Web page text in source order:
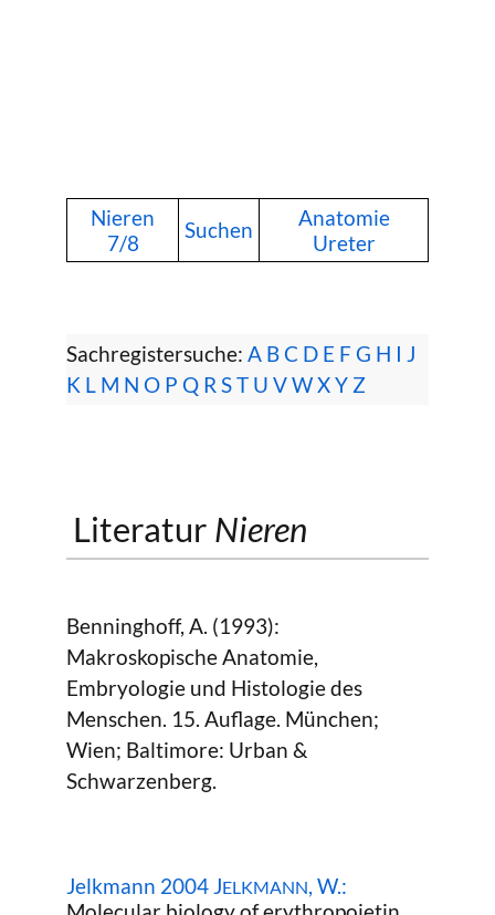
Nieren
7/8
Suchen
Anatomie
Ureter
Sachregistersuche: A BC D E F G H I J
K L M N O P Q R ST U VWXY Z
Literatur Nieren
Benninghoff, A. (1993):
Makroskopische Anatomie,
Embryologie und Histologie des
Menschen. 15. Auflage. München;
Wien; Baltimore: Urban &
Schwarzenberg.
Jelkmann 2004 JELKMANN, W.: